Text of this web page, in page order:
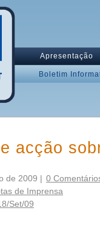
Apresentação
Boletim
acção
de 2009 | 0
de Imprensa
Set/09